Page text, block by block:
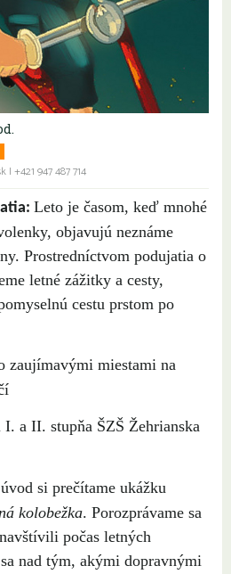
| +421 947 487 714
Leto je časom, keď mnohé
objavujú neznáme
Prostredníctvom podujatia o
letné zážitky a cesty,
cestu prstom po
zaujímavými miestami na
I. a II. stupňa ŠZŠ Žehrianska
si prečítame ukážku
kolobežka. Porozprávame sa
počas letných
nad tým, akými dopravnými